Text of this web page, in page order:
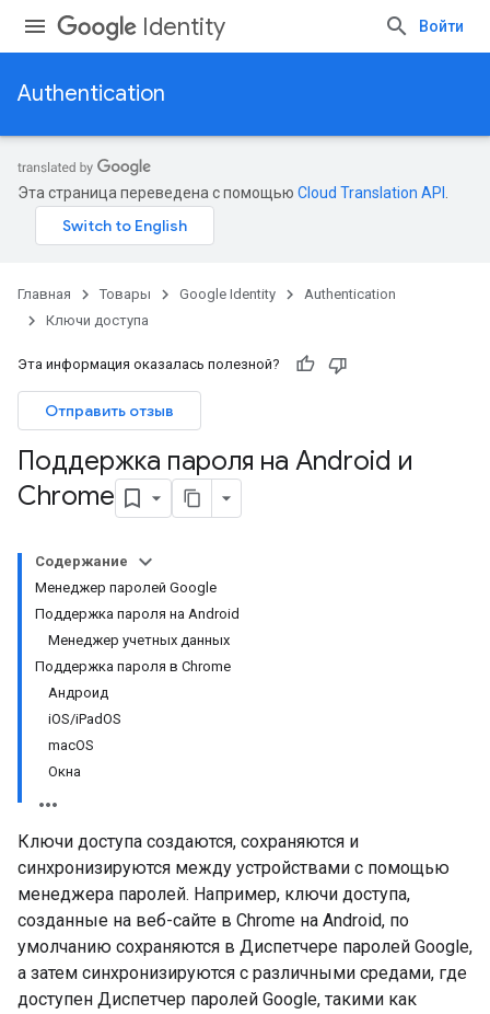
Identity Войти
Authentication
Эта страница переведена с помощью Cloud Translation API
Главная Товары Google Identity
Authentication
Ключи доступа
Эта информация оказалась полезной?
Отправить отзыв
Поддержка пароля на Android и
Chrome
Содержание
Менеджер паролей Google
Поддержка пароля на Android
Менеджер учетных данных
Поддержка пароля в Chrome
Андроид
iOS/iPadOS
macOS
Окна
Ключи доступа создаются, сохраняются и
синхронизируются между устройствами с помощью
менеджера паролей. Например, ключи доступа,
созданные на веб-сайте в Chrome на Android, по
умолчанию сохраняются в Диспетчере паролей Google,
а затем синхронизируются с различными средами, где
доступен Диспетчер паролей Google, такими как